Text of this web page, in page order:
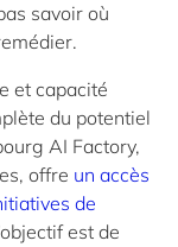
savoir où
et capacité
du potentiel
AI Factory,
offre un accès
de
est de